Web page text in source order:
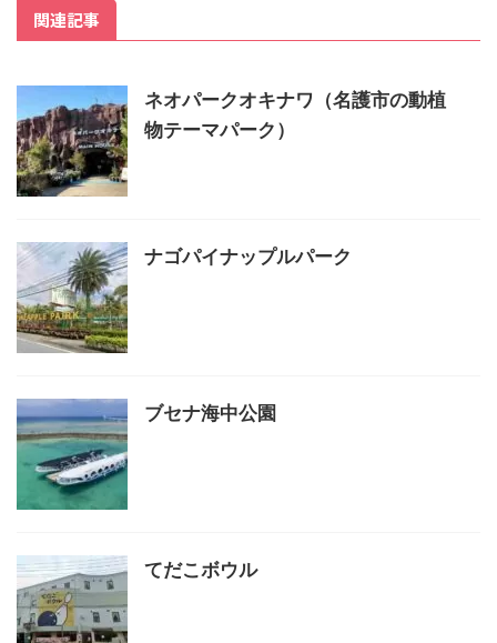
関連記事
ネオパークオキナワ（名護市の動植
物テーマパーク）
ナゴパイナップルパーク
ブセナ海中公園
てだこボウル